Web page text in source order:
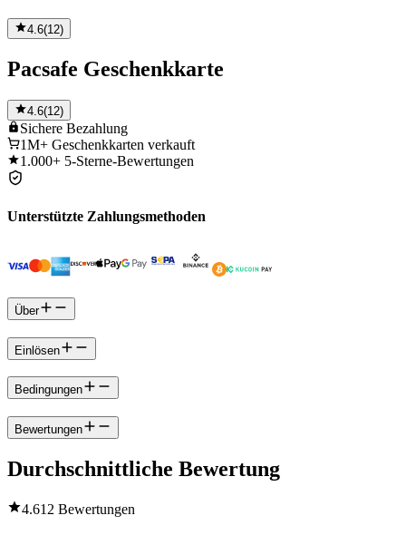
4.6(12)
Pacsafe Geschenkkarte
4.6(12)
Sichere Bezahlung
1M+ Geschenkkarten verkauft
1.000+ 5-Sterne-Bewertungen
Unterstützte Zahlungsmethoden
Über
Einlösen
Bedingungen
Bewertungen
Durchschnittliche Bewertung
4.612 Bewertungen